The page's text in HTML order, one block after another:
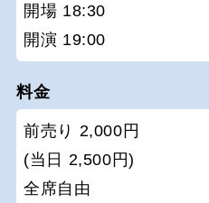
開場 18:30
開演 19:00
料金
前売り 2,000円
(当日 2,500円)
全席自由